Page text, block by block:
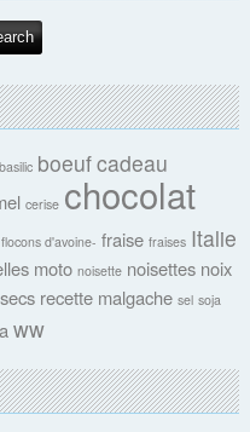
basilic boeufcadeau
cerise chocolat
flocons d'avoine- fraise fraises Italie
moto noisette noisettes noix
recette malgache sel soja
ww